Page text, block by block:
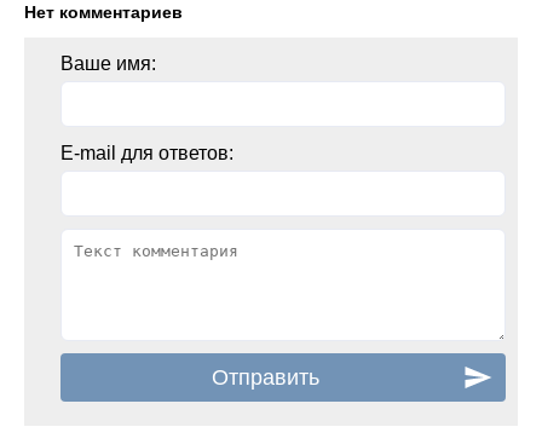
Нет комментариев
Ваше имя:
E-mail для ответов: